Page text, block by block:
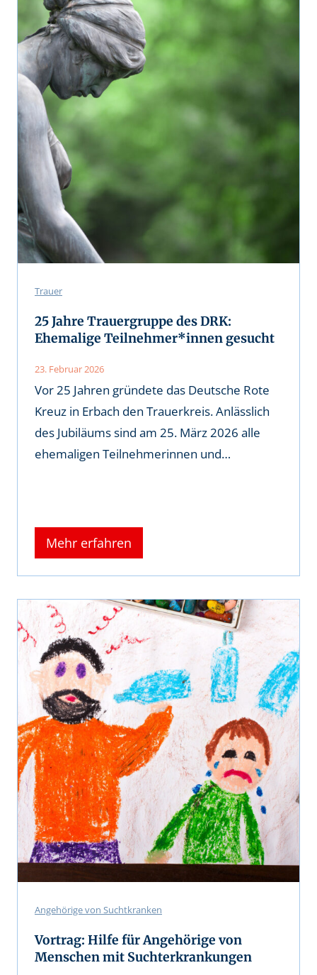
Trauer
25 Jahre Trauergruppe des DRK:
Ehemalige Teilnehmer*innen gesucht
23. Februar 2026
Vor 25 Jahren gründete das Deutsche Rote
Kreuz in Erbach den Trauerkreis. Anlässlich
des Jubiläums sind am 25. März 2026 alle
ehemaligen Teilnehmerinnen und…
Mehr erfahren
Angehörige von Suchtkranken
Vortrag: Hilfe für Angehörige von
Menschen mit Suchterkrankungen